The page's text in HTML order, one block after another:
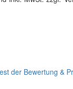
der Bewertung &